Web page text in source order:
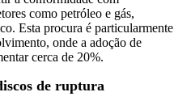
como petróleo e gás,
Esta procura é particularmente
onde a adoção de
cerca de 20%.
de ruptura